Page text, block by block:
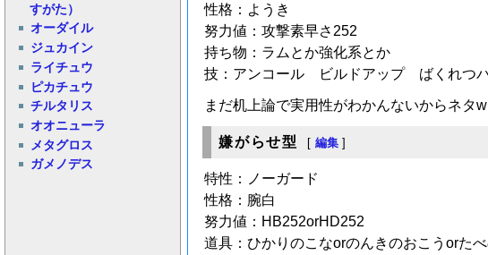
すがた）
オーダイル
ジュカイン
ライチュウ
ピカチュウ
チルタリス
オオニューラ
メタグロス
ガメノデス
性格：ようき
努力値：攻撃素早さ252
持ち物：ラムとか強化系とか
技：アンコール ビルドアップ ばくれつ
まだ机上論で実用性がわかんないからネタ
嫌がらせ型 [ 編集 ]
特性：ノーガード
性格：腕白
努力値：HB252orHD252
道具：ひかりのこなorのんきのおこうorた